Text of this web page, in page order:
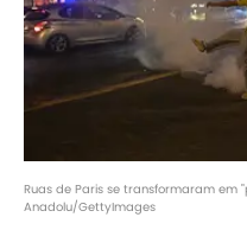
Ruas de Paris se transformaram em
Anadolu/GettyImages